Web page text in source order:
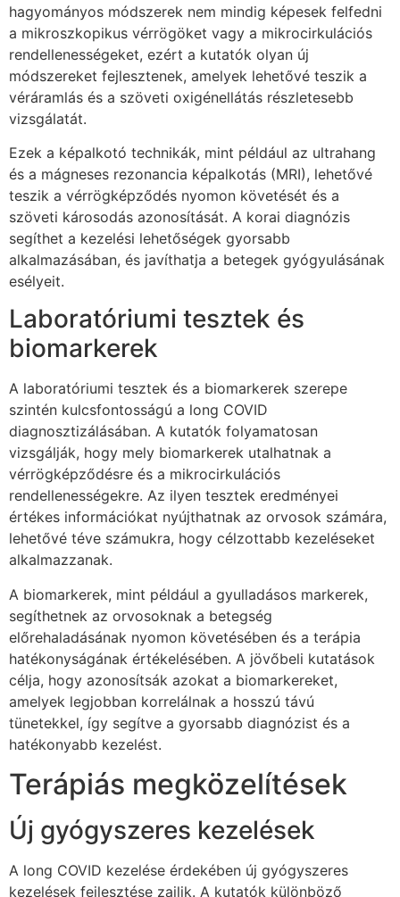
hagyományos módszerek nem mindig képesek felfedni
a mikroszkopikus vérrögöket vagy a mikrocirkulációs
rendellenességeket, ezért a kutatók olyan új
módszereket fejlesztenek, amelyek lehetővé teszik a
véráramlás és a szöveti oxigénellátás részletesebb
vizsgálatát.
Ezek a képalkotó technikák, mint például az ultrahang
és a mágneses rezonancia képalkotás (MRI), lehetővé
teszik a vérrögképződés nyomon követését és a
szöveti károsodás azonosítását. A korai diagnózis
segíthet a kezelési lehetőségek gyorsabb
alkalmazásában, és javíthatja a betegek gyógyulásának
esélyeit.
Laboratóriumi tesztek és
biomarkerek
A laboratóriumi tesztek és a biomarkerek szerepe
szintén kulcsfontosságú a long COVID
diagnosztizálásában. A kutatók folyamatosan
vizsgálják, hogy mely biomarkerek utalhatnak a
vérrögképződésre és a mikrocirkulációs
rendellenességekre. Az ilyen tesztek eredményei
értékes információkat nyújthatnak az orvosok számára,
lehetővé téve számukra, hogy célzottabb kezeléseket
alkalmazzanak.
A biomarkerek, mint például a gyulladásos markerek,
segíthetnek az orvosoknak a betegség
előrehaladásának nyomon követésében és a terápia
hatékonyságának értékelésében. A jövőbeli kutatások
célja, hogy azonosítsák azokat a biomarkereket,
amelyek legjobban korrelálnak a hosszú távú
tünetekkel, így segítve a gyorsabb diagnózist és a
hatékonyabb kezelést.
Terápiás megközelítések
Új gyógyszeres kezelések
A long COVID kezelése érdekében új gyógyszeres
kezelések fejlesztése zajlik. A kutatók különböző